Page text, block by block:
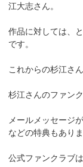
江大志さん。
作品に対しては、
です。
これからの杉江さ
杉江さんのファン
メールメッセージ
などの特典もあり
公式ファンクラブ